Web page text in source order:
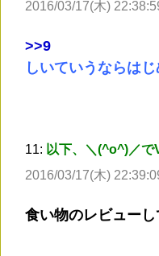
2016/03/17(木)
>>9
しいていうならはじ
11: 以下、＼(^o^)／で
2016/03/17(木)
食い物のレビュー